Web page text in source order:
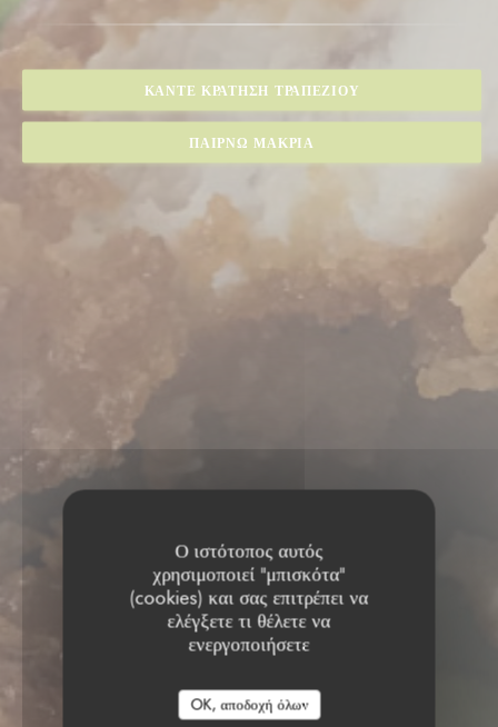
Ο ιστότοπος αυτός
χρησιμοποιεί "μπισκότα"
(cookies) και σας επιτρέπει να
ελέγξετε τι θέλετε να
ενεργοποιήσετε
OK, αποδοχή όλων
ΚΆΝΤΕ ΚΡΆΤΗΣΗ ΤΡΑΠΕΖΙΟΎ
ΠΑΊΡΝΩ ΜΑΚΡΙΆ